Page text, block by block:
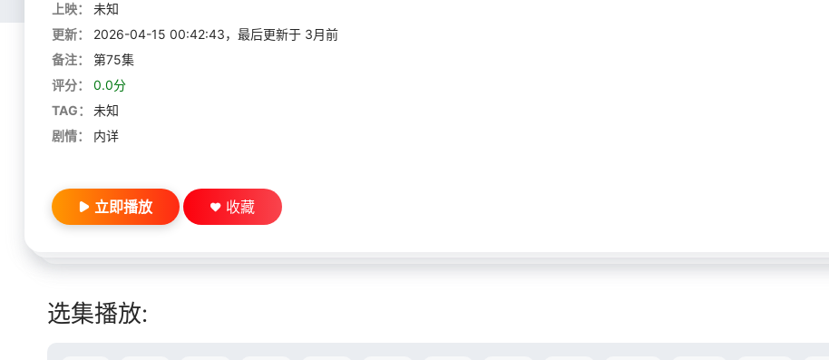
上映：
未知
更新：
2026-04-15 00:42:43，最后更新于 3月前
备注：
第75集
评分：
0.0分
TAG：
未知
剧情：
内详
立即播放 收藏
选集播放: